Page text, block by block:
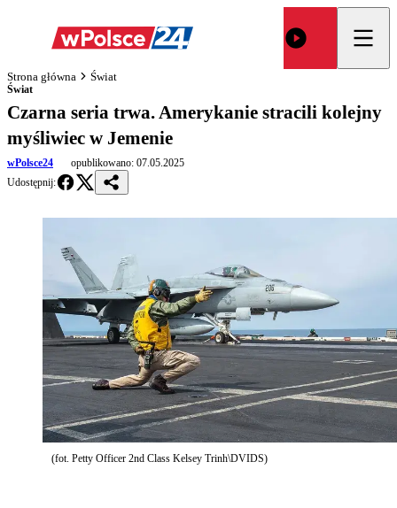
Strona główna Świat
Świat
Czarna seria trwa. Amerykanie stracili kolejny
myśliwiec w Jemenie
wPolsce24 opublikowano: 07.05.2025
Udostępnij:
(fot. Petty Officer 2nd Class Kelsey Trinh\DVIDS)